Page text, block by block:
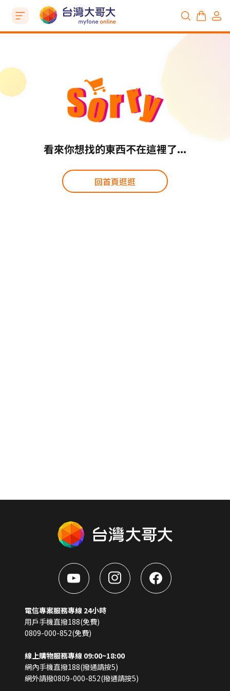
看來你想找的東西不在這裡了...
回首頁逛逛
電信專案服務專線 24小時
用戶手機直撥188(免費)
0809-000-852(免費)
線上購物服務專線 09:00~18:00
網內手機直撥188(撥通請按5)
網外請撥0809-000-852(撥通請按5)